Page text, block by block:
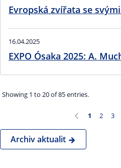
Evropská zvířata se
16.04.2025
EXPO Ósaka 2025: A.
Showing 1 to 20 of 85 entries.
Page
1 Page
2 3
Archiv aktualit